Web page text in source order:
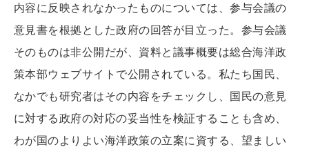
内容に反映されなかったものについては、参与会議の
意見書を根拠とした政府の回答が目立った。参与会議
そのものは非公開だが、資料と議事概要は総合海洋政
策本部ウェブサイトで公開されている。私たち国民、
なかでも研究者はその内容をチェックし、国民の意見
に対する政府の対応の妥当性を検証することも含め、
わが国のよりよい海洋政策の立案に資する、望ましい